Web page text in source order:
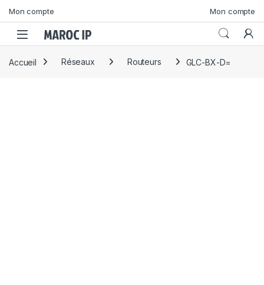
Mon compte Mon compte
Accueil Réseaux Routeurs GLC-BX-D=